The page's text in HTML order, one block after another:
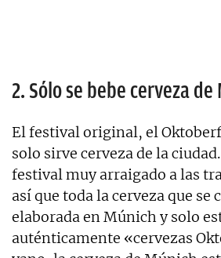
2. Sólo se bebe cerveza de
El festival original, el
solo sirve cerveza de la
festival muy arraigado a las
así que toda la cerveza que se
elaborada en Múnich y solo
auténticamente «cervezas